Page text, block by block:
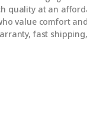
quality at an
value comfort
fast
Fryer quantity